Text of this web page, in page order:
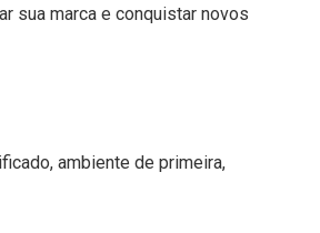
sua marca e conquistar novos
ambiente de primeira,